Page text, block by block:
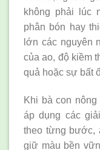
không phải lúc
phân bón hay
lớn các nguyên
của ao, độ kiềm
quả hoặc sự bất
Khi bà con
áp dụng các
theo từng bước,
giữ màu bền